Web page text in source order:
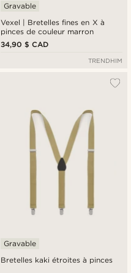
Vexel | Bretelles fines en X à
pinces de couleur marron
Gravable
34,90 $ CAD
TRENDHIM
Bretelles kaki étroites à pinces
Gravable